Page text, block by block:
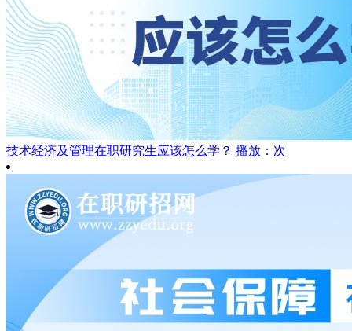
技术经济及管理在职研究生应该怎么学？ 播放：次